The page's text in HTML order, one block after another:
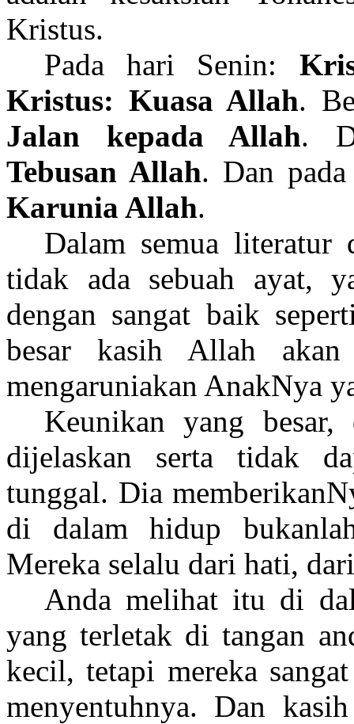
Kristus.
Pada hari Senin:
Kristus: Kuasa Allah.
Jalan kepada Allah.
Tebusan Allah. Dan
Karunia Allah.
Dalam semua
tidak ada sebuah ayat,
dengan sangat baik
besar kasih Allah
mengaruniakan AnakNya
Keunikan yang
dijelaskan serta tidak
tunggal. Dia
di dalam hidup
Mereka selalu dari hati,
Anda melihat itu di
yang terletak di tangan
kecil, tetapi mereka
menyentuhnya. Dan